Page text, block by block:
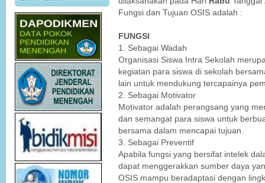
Fungsi dan Tujuan OSIS adalah :
FUNGSI
1. Sebagai Wadah
Organisasi Siswa Intra Sekolah
kegiatan para siswa di sekolah
lain untuk mendukung tercapainya
2. Sebagai Motivator
Motivator adalah perangsang yang
dan semangat para siswa untuk
bersama dalam mencapai tujuan.
3. Sebagai Preventif
Apabila fungsi yang bersifat intelek
dapat menggerakkan sumber daya
OSIS mampu beradaptasi dengan